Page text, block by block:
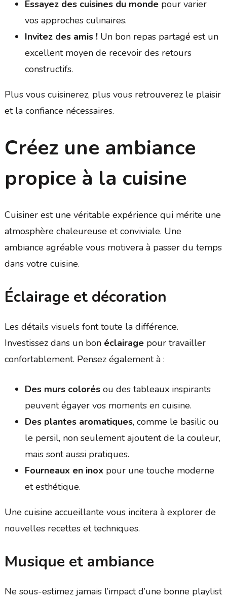
Essayez des cuisines du mondepour varier
vos approches culinaires.
Invitez des amis !Un bon repas partagé est un
excellent moyen de recevoir des retours
constructifs.
Plus vous cuisinerez, plus vous retrouverez le plaisir
et la confiance nécessaires.
Créez une ambiance
propice à la cuisine
Cuisiner est une véritable expérience qui mérite une
atmosphère chaleureuse et conviviale. Une
ambiance agréable vous motivera à passer du temps
dans votre cuisine.
Éclairage et décoration
Les détails visuels font toute la différence.
Investissez dans un bon éclairagepour travailler
confortablement. Pensez également à :
Des murs colorésou des tableaux inspirants
peuvent égayer vos moments en cuisine.
Des plantes aromatiques, comme le basilic ou
le persil, non seulement ajoutent de la couleur,
mais sont aussi pratiques.
Fourneaux en inox pour une touche moderne
et esthétique.
Une cuisine accueillante vous incitera à explorer de
nouvelles recettes et techniques.
Musique et ambiance
Ne sous-estimez jamais l’impact d’une bonne playlist